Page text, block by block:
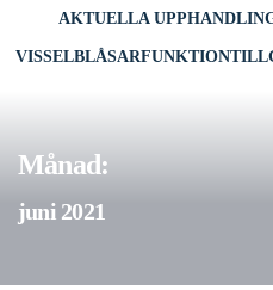
AKTUELLA
VISSELBLÅSARFUNKTION
Månad:
juni 2021